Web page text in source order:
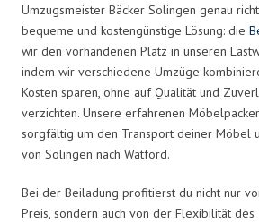
Umzugsmeister Bäcker Solingen genau
bequeme und kostengünstige Lösung: die
wir den vorhandenen Platz in unseren
indem wir verschiedene Umzüge
Kosten sparen, ohne auf Qualität und
verzichten. Unsere erfahrenen
sorgfältig um den Transport deiner Möbel
von Solingen nach Watford.
Bei der Beiladung profitierst du nicht nur
Preis, sondern auch von der Flexibilität des